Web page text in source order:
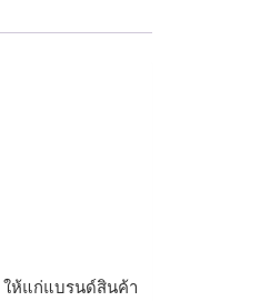
ให้แก่แบรนด์สินค้า